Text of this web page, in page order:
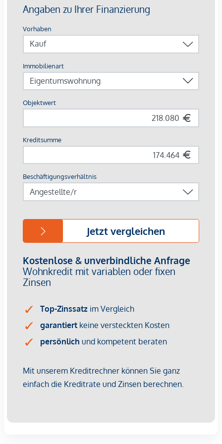
REX 51, S5, S51 und S6 sorgt für eine schnelle Anbindung in
die Innenstadt und darüber hinaus.
Einziehen, ankommen, wohlfühlen – im Brauquartier
Wir weisen darauf hin, dass zwischen dem Vermittler und
dem zu vermittelnden Dritten ein familiäres oder
Infrastruktur / Entfernungen
Arzt <250m
Apotheke <750m
Krankenhaus <1.500m
Kinder & Schulen
Schule <500m
Kindergarten <1.000m
Universität <3.500m
Supermarkt <250m
Bäckerei <1.250m
Sonstige